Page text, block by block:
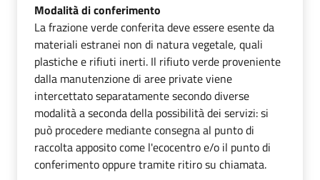
Modalità di conferimento
La frazione verde conferita deve essere esente da
materiali estranei non di natura vegetale, quali
plastiche e rifiuti inerti. Il rifiuto verde proveniente
dalla manutenzione di aree private viene
intercettato separatamente secondo diverse
modalità a seconda della possibilità dei servizi: si
può procedere mediante consegna al punto di
raccolta apposito come l'ecocentro e/o il punto di
conferimento oppure tramite ritiro su chiamata.